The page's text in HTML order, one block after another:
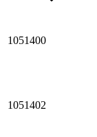
1051400
1051402